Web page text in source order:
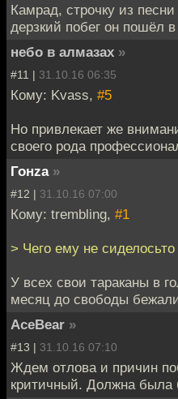
Камрад, строчку из
дерзкий побег он пошёл
небо в алмазах »
#11 | 31.10.16 06:35
Кому: Kvass, #5
Но привлекает же
своего рода
Гонzа »
#12 | 31.10.16 07:00
Кому: trembling, #1
> Чего ему не сиделосьто
У всех свои тараканы в
месяц до свободы
AceBear »
#13 | 31.10.16 07:10
Ждем отлова и причин
критичный. Должна была